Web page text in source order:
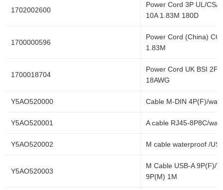
1702002600
Power Cord 3P UL/
10A 1.83M 180D
1700000596
Power Cord (China)
1.83M
1700018704
Power Cord UK BSI 2P
18AWG
Y5AO520000 Cable M-DIN 4P(F)/
Y5AO520001 A cable RJ45-8P8C/
Y5AO520002 M cable waterproof /
Y5AO520003
M Cable USB-A 9P(F)/
9P(M) 1M